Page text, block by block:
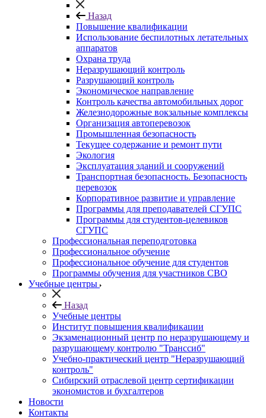
Назад
Повышение квалификации
Использование беспилотных летательных
аппаратов
Охрана труда
Неразрушающий контроль
Разрушающий контроль
Экономическое направление
Контроль качества автомобильных дорог
Железнодорожные вокзальные комплексы
Организация автоперевозок
Промышленная безопасность
Текущее содержание и ремонт пути
Экология
Эксплуатация зданий и сооружений
Транспортная безопасность. Безопасность
перевозок
Корпоративное развитие и управление
Программы для преподавателей СГУПС
Программы для студентов-целевиков
СГУПС
Профессиональная переподготовка
Профессиональное обучение
Профессиональное обучение для студентов
Программы обучения для участников СВО
Учебные центры
Назад
Учебные центры
Институт повышения квалификации
Экзаменационный центр по неразрушающему и
разрушающему контролю "Транссиб"
Учебно-практический центр "Неразрушающий
контроль"
Сибирский отраслевой центр сертификации
экономистов и бухгалтеров
Новости
Контакты